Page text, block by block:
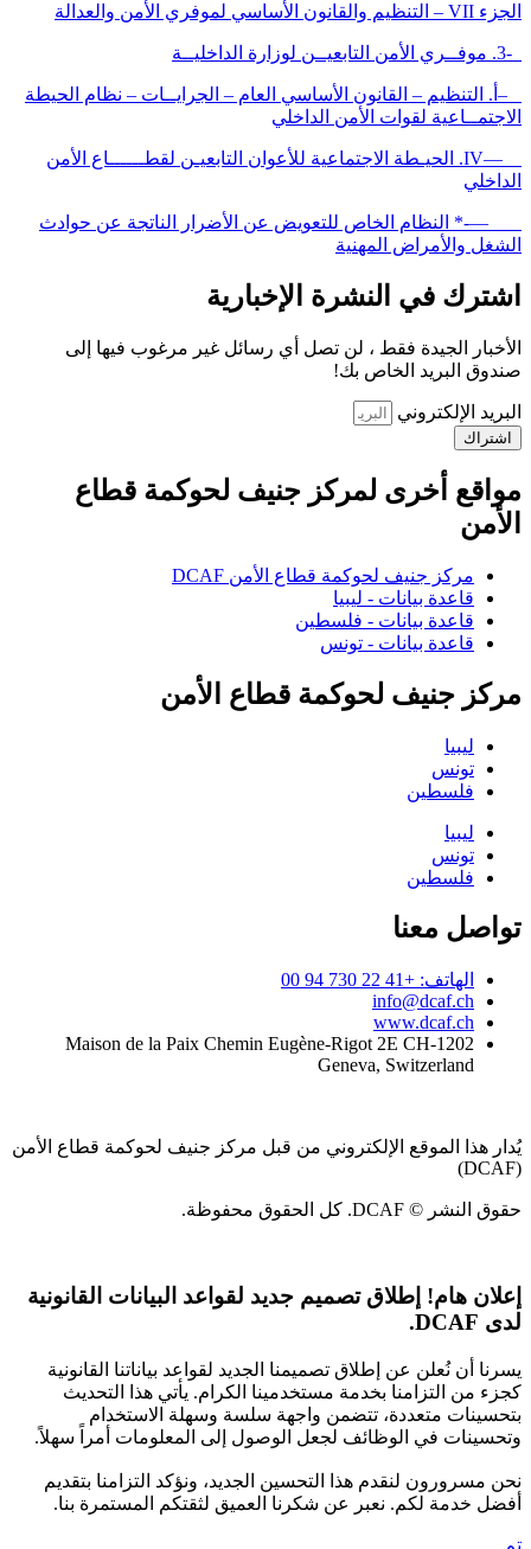
الجزء VII – التنظيم والقانون الأساسي لموفري الأمن والعدالة
-3. موفــري الأمن التابعيــن لوزارة الداخليــة
–أ. التنظيم – القانون الأساسي العام – الجرايــات – نظام الحيطة
الاجتمــاعية لقوات الأمن الداخلي
—IV. الحيـطة الاجتماعية للأعوان التابعيـن لقطــــــاع الأمن
الداخلي
—-* النظام الخاص للتعويض عن الأضرار الناتجة عن حوادث
الشغل والأمراض المهنية
اشترك في النشرة الإخبارية
الأخبار الجيدة فقط ، لن تصل أي رسائل غير مرغوب فيها إلى
صندوق البريد الخاص بك!
البريد الإلكتروني
اشتراك
مواقع أخرى لمركز جنيف لحوكمة قطاع
الأمن
مركز جنيف لحوكمة قطاع الأمن DCAF
قاعدة بيانات - ليبيا
قاعدة بيانات - فلسطين
قاعدة بيانات - تونس
مركز جنيف لحوكمة قطاع الأمن
ليبيا
تونس
فلسطين
ليبيا
تونس
فلسطين
تواصل معنا
الهاتف: +41 22 730 94 00
info@dcaf.ch
www.dcaf.ch
Maison de la Paix Chemin Eugène-Rigot 2E CH-1202
Geneva, Switzerland
يُدار هذا الموقع الإلكتروني من قبل مركز جنيف لحوكمة قطاع الأمن
(DCAF)
حقوق النشر © DCAF. كل الحقوق محفوظة.
إعلان هام! إطلاق تصميم جديد لقواعد البيانات القانونية
لدى DCAF.
يسرنا أن نُعلن عن إطلاق تصميمنا الجديد لقواعد بياناتنا القانونية
كجزء من التزامنا بخدمة مستخدمينا الكرام. يأتي هذا التحديث
بتحسينات متعددة، تتضمن واجهة سلسة وسهلة الاستخدام
وتحسينات في الوظائف لجعل الوصول إلى المعلومات أمراً سهلاً.
نحن مسرورون لنقدم هذا التحسين الجديد، ونؤكد التزامنا بتقديم
أفضل خدمة لكم. نعبر عن شكرنا العميق لثقتكم المستمرة بنا.
تم